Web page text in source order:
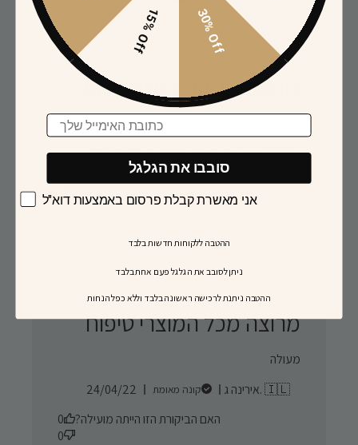
ריח מצויין וקרם מזין פשוט
ריח מצויין וקרם מזין פשוט מצויין
רינת ע. 🇮🇱
קונה מאומתPublished
date
25/07/22
האם הביקורת הזו הייתה מועילה?
0
0
מרוצה מכל המוצרי טיפוח
מעולה
אירינה ג. 🇮🇱
קונה מאומתPublished
24/04/22
האם הביקורת הזו הייתה מועילה?
0
0
30% Off
15% Off
Email
סובבו את הגלגל
אני מאשרת קבלת פרסום באמצעות דוא"ל
ההטבה ללקוחות חדשות בלבד
ניתן לסובב את הגלגל פעם אחת בלבד
​ההטבה ניתנת לרכישה ראשונה בלבד וללא כפל הנחות